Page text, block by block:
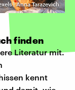
| Anna Tarazevich
finden
Literatur mit.
kennt